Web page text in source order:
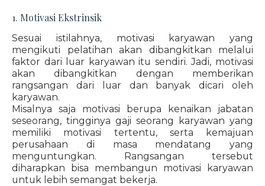
1. Motivasi Ekstrinsik
Sesuai istilahnya, motivasi karyawan yang
mengikuti pelatihan akan dibangkitkan melalui
faktor dari luar karyawan itu sendiri. Jadi, motivasi
akan dibangkitkan dengan memberikan
rangsangan dari luar dan banyak dicari oleh
karyawan.
Misalnya saja motivasi berupa kenaikan jabatan
seseorang, tingginya gaji seorang karyawan yang
memiliki motivasi tertentu, serta kemajuan
perusahaan di masa mendatang yang
menguntungkan. Rangsangan tersebut
diharapkan bisa membangun motivasi karyawan
untuk lebih semangat bekerja.